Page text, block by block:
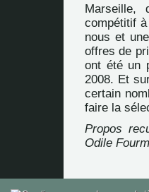
Marseille,
compétitif
nous et
offres de
ont été un
2008. Et
certain
faire la
Propos
Odile